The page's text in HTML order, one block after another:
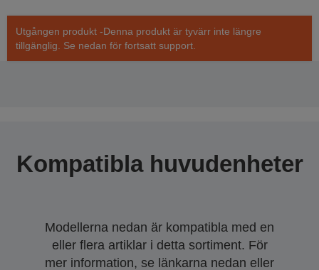
Utgången produkt -Denna produkt är tyvärr inte längre
tillgänglig. Se nedan för fortsatt support.
Kompatibla huvudenheter
Modellerna nedan är kompatibla med en
eller flera artiklar i detta sortiment. För
mer information, se länkarna nedan eller